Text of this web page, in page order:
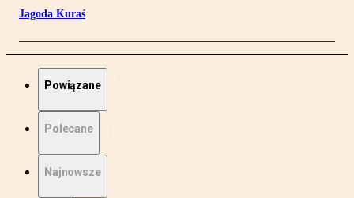
Jagoda Kuraś
Powiązane
Polecane
Najnowsze